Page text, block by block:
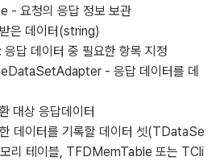
- 요청의 응답 정보 보관
은 데이터(string)
답 데이터 중 필요한 항목 지정
- 응답 데이터를 데
대상 응답데이터
데이터를 기록할 데이터 셋(TDataSe
리 테이블, TFDMemTable 또는 TCli